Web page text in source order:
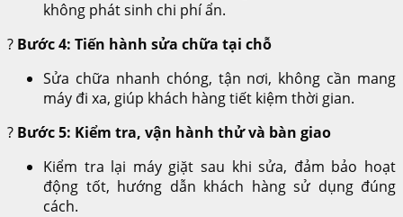
không phát sinh chi phí ẩn.
? Bước 4: Tiến hành sửa chữa tại chỗ
Sửa chữa nhanh chóng, tận nơi, không cần mang
máy đi xa, giúp khách hàng tiết kiệm thời gian.
? Bước 5: Kiểm tra, vận hành thử và bàn giao
Kiểm tra lại máy giặt sau khi sửa, đảm bảo hoạt
động tốt, hướng dẫn khách hàng sử dụng đúng
cách.